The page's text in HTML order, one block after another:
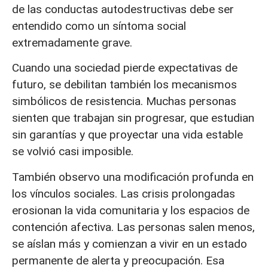
de las conductas autodestructivas debe ser
entendido como un síntoma social
extremadamente grave.
Cuando una sociedad pierde expectativas de
futuro, se debilitan también los mecanismos
simbólicos de resistencia. Muchas personas
sienten que trabajan sin progresar, que estudian
sin garantías y que proyectar una vida estable
se volvió casi imposible.
También observo una modificación profunda en
los vínculos sociales. Las crisis prolongadas
erosionan la vida comunitaria y los espacios de
contención afectiva. Las personas salen menos,
se aíslan más y comienzan a vivir en un estado
permanente de alerta y preocupación. Esa